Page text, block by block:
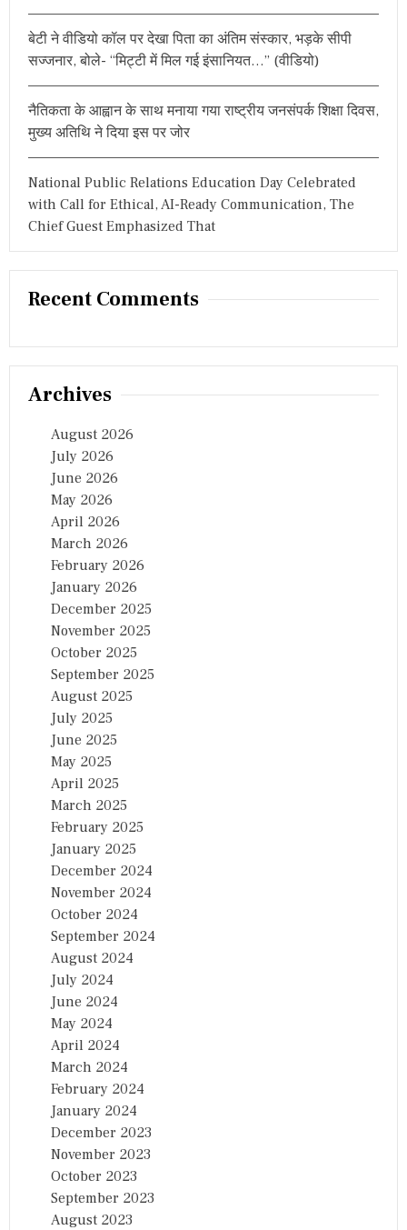
बेटी ने वीडियो कॉल पर देखा पिता का अंतिम संस्कार, भड़के सीपी
सज्जनार, बोले- “मिट्टी में मिल गई इंसानियत…” (वीडियो)
नैतिकता के आह्वान के साथ मनाया गया राष्ट्रीय जनसंपर्क शिक्षा दिवस,
मुख्य अतिथि ने दिया इस पर जोर
National Public Relations Education Day Celebrated
with Call for Ethical, AI-Ready Communication, The
Chief Guest Emphasized That
Recent Comments
Archives
August 2026
July 2026
June 2026
May 2026
April 2026
March 2026
February 2026
January 2026
December 2025
November 2025
October 2025
September 2025
August 2025
July 2025
June 2025
May 2025
April 2025
March 2025
February 2025
January 2025
December 2024
November 2024
October 2024
September 2024
August 2024
July 2024
June 2024
May 2024
April 2024
March 2024
February 2024
January 2024
December 2023
November 2023
October 2023
September 2023
August 2023